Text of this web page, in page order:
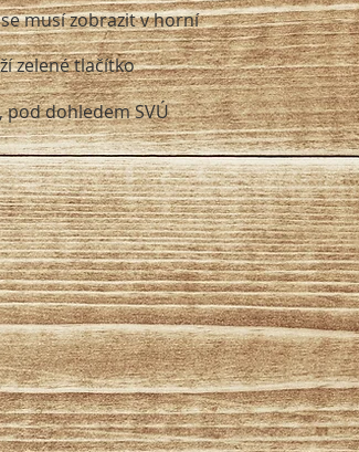
musí zobrazit v horní
zelené tlačítko
pod dohledem SVÚ